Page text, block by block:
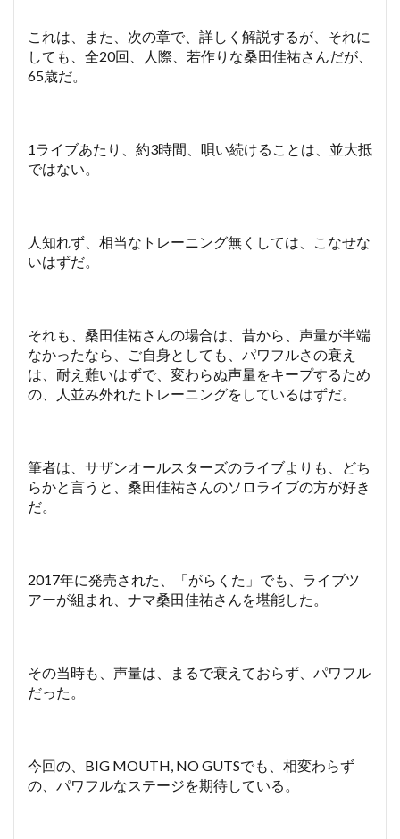
これは、また、次の章で、詳しく解説するが、それに
しても、全20回、人際、若作りな桑田佳祐さんだが、
65歳だ。
1ライブあたり、約3時間、唄い続けることは、並大抵
ではない。
人知れず、相当なトレーニング無くしては、こなせな
いはずだ。
それも、桑田佳祐さんの場合は、昔から、声量が半端
なかったなら、ご自身としても、パワフルさの衰え
は、耐え難いはずで、変わらぬ声量をキープするため
の、人並み外れたトレーニングをしているはずだ。
筆者は、サザンオールスターズのライブよりも、どち
らかと言うと、桑田佳祐さんのソロライブの方が好き
だ。
2017年に発売された、「がらくた」でも、ライブツ
アーが組まれ、ナマ桑田佳祐さんを堪能した。
その当時も、声量は、まるで衰えておらず、パワフル
だった。
今回の、BIG MOUTH, NO GUTSでも、相変わらず
の、パワフルなステージを期待している。